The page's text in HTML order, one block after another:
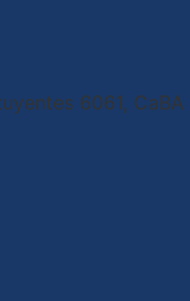
6061, CaBA